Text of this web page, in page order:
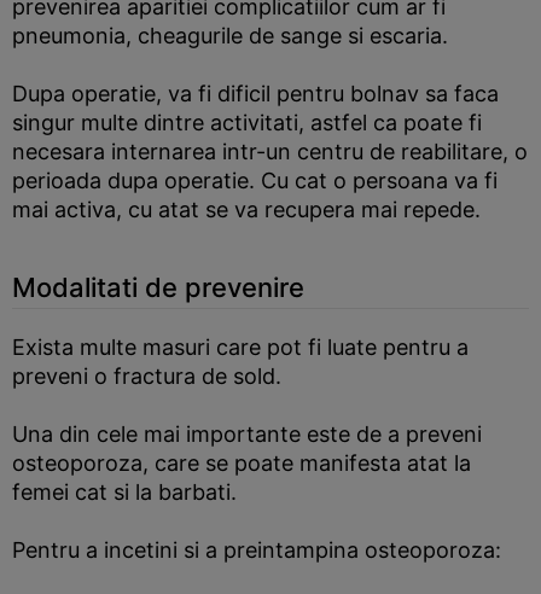
prevenirea aparitiei complicatiilor cum ar fi
pneumonia, cheagurile de sange si escaria.
Dupa operatie, va fi dificil pentru bolnav sa faca
singur multe dintre activitati, astfel ca poate fi
necesara internarea intr-un centru de reabilitare, o
perioada dupa operatie. Cu cat o persoana va fi
mai activa, cu atat se va recupera mai repede.
Modalitati de prevenire
Exista multe masuri care pot fi luate pentru a
preveni o fractura de sold.
Una din cele mai importante este de a preveni
osteoporoza, care se poate manifesta atat la
femei cat si la barbati.
Pentru a incetini si a preintampina osteoporoza: